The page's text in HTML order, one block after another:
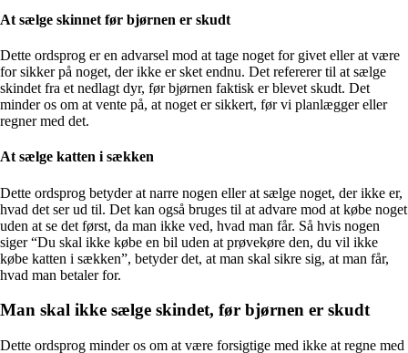
At sælge skinnet før bjørnen er skudt
Dette ordsprog er en advarsel mod at tage noget for givet eller at være
for sikker på noget, der ikke er sket endnu. Det refererer til at sælge
skindet fra et nedlagt dyr, før bjørnen faktisk er blevet skudt. Det
minder os om at vente på, at noget er sikkert, før vi planlægger eller
regner med det.
At sælge katten i sækken
Dette ordsprog betyder at narre nogen eller at sælge noget, der ikke er,
hvad det ser ud til. Det kan også bruges til at advare mod at købe noget
uden at se det først, da man ikke ved, hvad man får. Så hvis nogen
siger “Du skal ikke købe en bil uden at prøvekøre den, du vil ikke
købe katten i sækken”, betyder det, at man skal sikre sig, at man får,
hvad man betaler for.
Man skal ikke sælge skindet, før bjørnen er skudt
Dette ordsprog minder os om at være forsigtige med ikke at regne med